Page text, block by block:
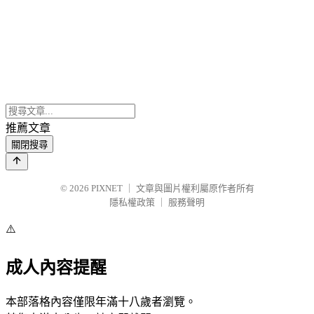
推薦文章
關閉搜尋
© 2026 PIXNET
文章與圖片權利屬原作者所有
隱私權政策
服務聲明
⚠️
成人內容提醒
本部落格內容僅限年滿十八歲者瀏覽。